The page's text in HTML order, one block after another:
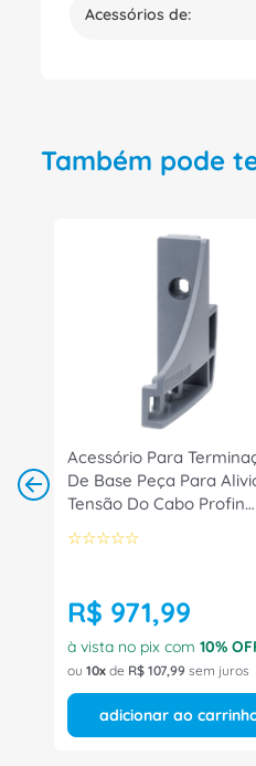
Acessórios de:
Também pode
Acessório Para
De Base Peça Para Alivio De
Tensão Do Cabo Profin
6ES71936RA001AN0
☆☆☆☆☆
R$ 971,99
à vista no pix com 10%
ou 10 de R$ 107,99 sem juros
adicionar ao